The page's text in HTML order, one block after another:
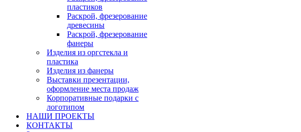
пластиков
Раскрой, фрезерование
древесины
Раскрой, фрезерование
фанеры
Изделия из оргстекла и
пластика
Изделия из фанеры
Выставки презентации,
оформление места продаж
Корпоративные подарки с
логотипом
НАШИ ПРОЕКТЫ
КОНТАКТЫ